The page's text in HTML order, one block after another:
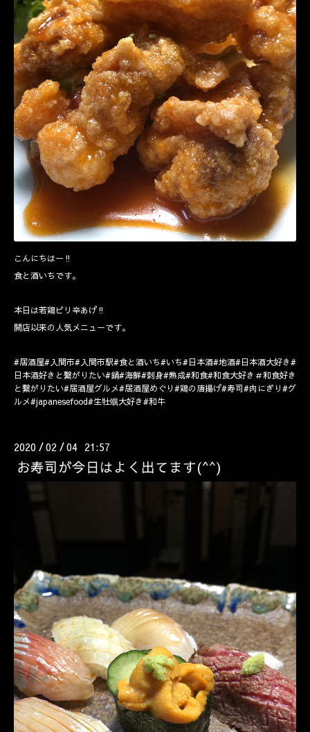
こんにちはー‼️
食と酒いちです。
本日は若鶏ピリ辛あげ‼️
開店以来の人気メニューです。
#居酒屋#入間市#入間市駅#食と酒いち#いち#日本酒#地酒#日本酒大好き#
日本酒好きと繋がりたい#鍋#海鮮#刺身#熟成#和食#和食大好き＃和食好き
と繋がりたい#居酒屋グルメ#居酒屋めぐり#鶏の唐揚げ#寿司#肉にぎり#グ
ルメ#japanesefood#生牡蠣大好き#和牛
2020 /02 /04 21:57
お寿司が今日はよく出てます(^^)